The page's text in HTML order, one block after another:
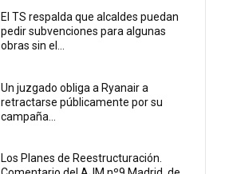
El TS respalda que alcaldes puedan
pedir subvenciones para algunas
obras sin el...
Un juzgado obliga a Ryanair a
retractarse públicamente por su
campaña...
Los Planes de Reestructuración.